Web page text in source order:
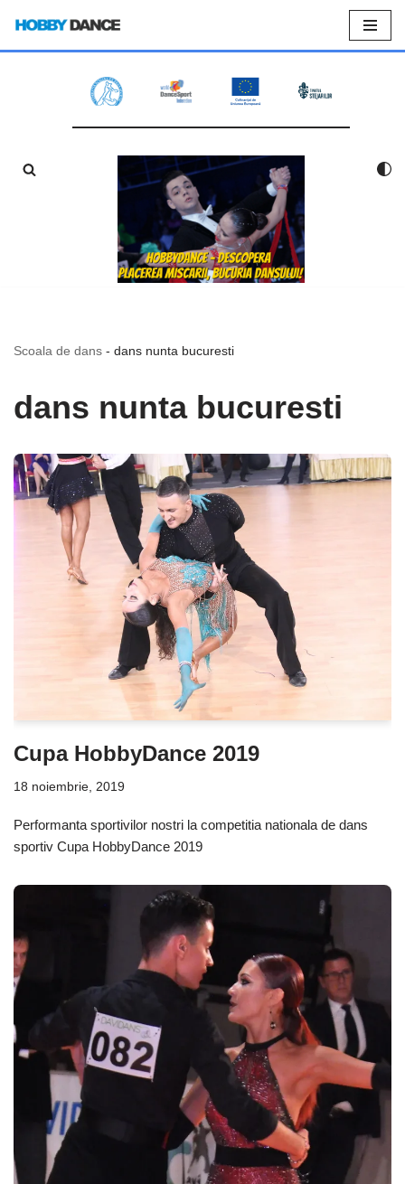
Sari
Scoala de dans - dans nunta bucuresti
dans nunta bucuresti
Cupa HobbyDance 2019
18 noiembrie, 2019
Performanta sportivilor nostri la competitia nationala de dans
sportiv Cupa HobbyDance 2019